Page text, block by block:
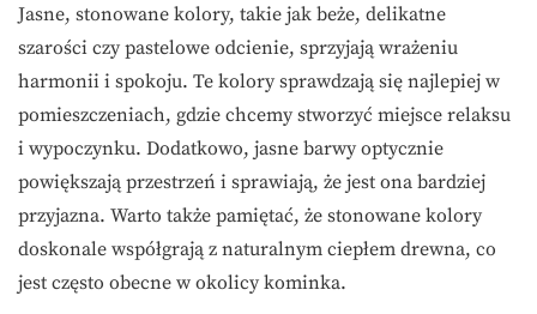
Jasne, stonowane kolory, takie jak beże, delikatne
szarości czy pastelowe odcienie, sprzyjają wrażeniu
harmonii i spokoju. Te kolory sprawdzają się najlepiej w
pomieszczeniach, gdzie chcemy stworzyć miejsce relaksu
i wypoczynku. Dodatkowo, jasne barwy optycznie
powiększają przestrzeń i sprawiają, że jest ona bardziej
przyjazna. Warto także pamiętać, że stonowane kolory
doskonale współgrają z naturalnym ciepłem drewna, co
jest często obecne w okolicy kominka.